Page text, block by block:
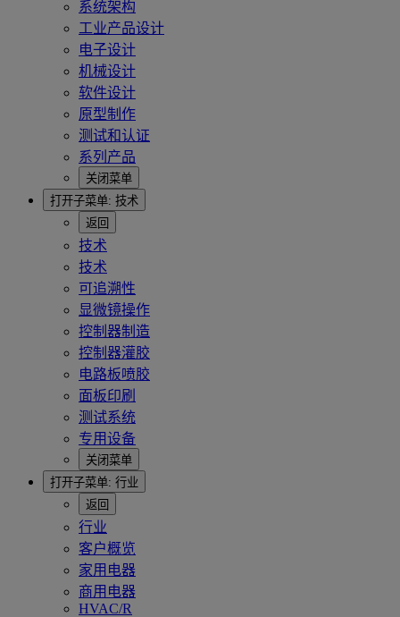
系统架构
工业产品设计
电子设计
机械设计
软件设计
原型制作
测试和认证
系列产品
关闭菜单
打开子菜单: 技术
返回
技术
技术
可追溯性
显微镜操作
控制器制造
控制器灌胶
电路板喷胶
面板印刷
测试系统
专用设备
关闭菜单
打开子菜单: 行业
返回
行业
客户概览
家用电器
商用电器
HVAC/R